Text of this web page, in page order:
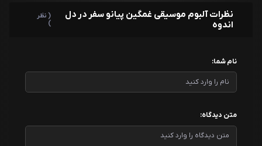
نظرات آلبوم موسیقی غمگین پیانو سفر در دل
اندوه
( نظر
)
نام شما:
متن دیدگاه: